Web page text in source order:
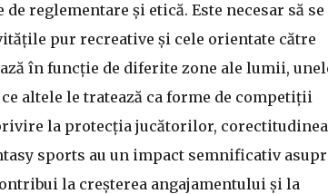
reglementare și etică. Este necesar să se
pur recreative și cele orientate către
în funcție de diferite zone ale lumii,
altele le tratează ca forme de competiții
la protecția jucătorilor, corectitudinea
sports au un impact semnificativ
la creșterea angajamentului și la